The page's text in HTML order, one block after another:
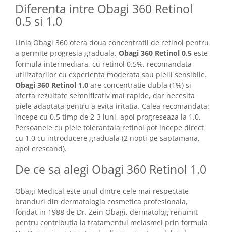
Diferenta intre Obagi 360 Retinol
0.5 si 1.0
Linia Obagi 360 ofera doua concentratii de retinol pentru
a permite progresia graduala. Obagi 360 Retinol 0.5 este
formula intermediara, cu retinol 0.5%, recomandata
utilizatorilor cu experienta moderata sau pielii sensibile.
Obagi 360 Retinol 1.0 are concentratie dubla (1%) si
oferta rezultate semnificativ mai rapide, dar necesita
piele adaptata pentru a evita iritatia. Calea recomandata:
incepe cu 0.5 timp de 2-3 luni, apoi progreseaza la 1.0.
Persoanele cu piele tolerantala retinol pot incepe direct
cu 1.0 cu introducere graduala (2 nopti pe saptamana,
apoi crescand).
De ce sa alegi Obagi 360 Retinol 1.0
Obagi Medical este unul dintre cele mai respectate
branduri din dermatologia cosmetica profesionala,
fondat in 1988 de Dr. Zein Obagi, dermatolog renumit
pentru contributia la tratamentul melasmei prin formula